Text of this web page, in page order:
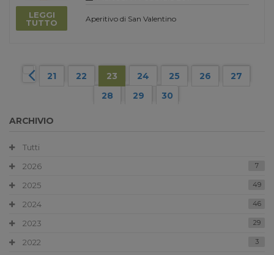
LEGGI
TUTTO
Aperitivo di San Valentino
21 22 23 24 25 26
27
28
29 30
ARCHIVIO
Tutti
2026
7
2025 49
2024 46
2023 29
2022 3